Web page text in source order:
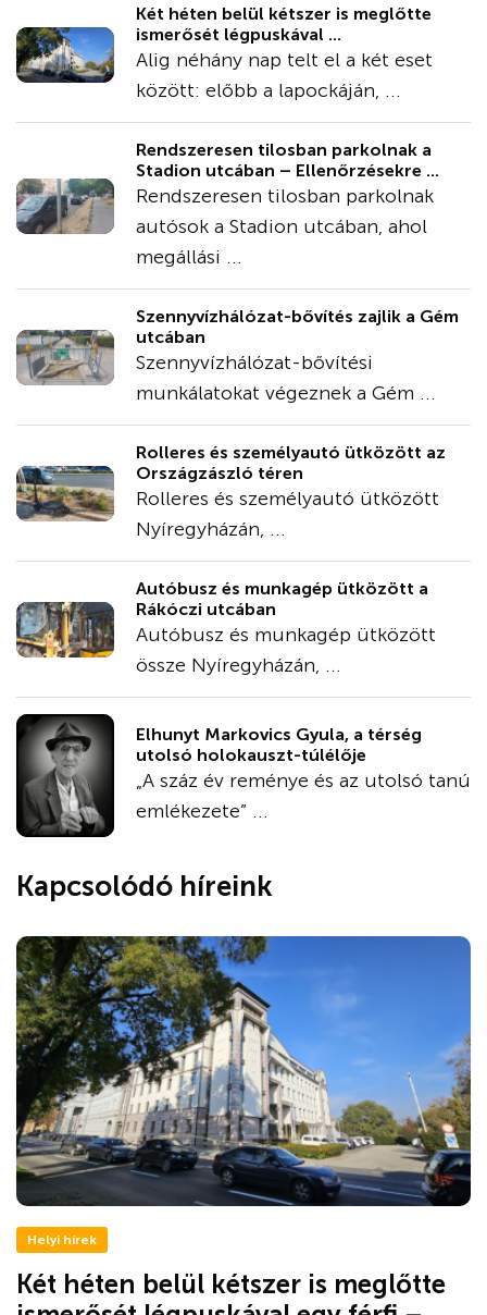
Két héten belül kétszer is meglőtte
ismerősét légpuskával ...
Alig néhány nap telt el a két eset
között: előbb a lapockáján, ...
Rendszeresen tilosban parkolnak a
Stadion utcában – Ellenőrzésekre ...
Rendszeresen tilosban parkolnak
autósok a Stadion utcában, ahol
megállási ...
Szennyvízhálózat-bővítés zajlik a Gém
utcában
Szennyvízhálózat-bővítési
munkálatokat végeznek a Gém ...
Rolleres és személyautó ütközött az
Országzászló téren
Rolleres és személyautó ütközött
Nyíregyházán, ...
Autóbusz és munkagép ütközött a
Rákóczi utcában
Autóbusz és munkagép ütközött
össze Nyíregyházán, ...
Elhunyt Markovics Gyula, a térség
utolsó holokauszt-túlélője
„A száz év reménye és az utolsó tanú
emlékezete” ...
Kapcsolódó híreink
Helyi hírek
Két héten belül kétszer is meglőtte